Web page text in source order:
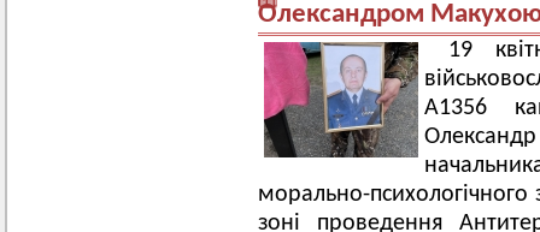
Олександром
19
А1356
морально-
зоні проведення